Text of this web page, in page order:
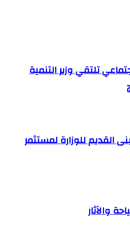
تلتقي وزير التنمية
القديم للوزارة لمستثمر
والآثار